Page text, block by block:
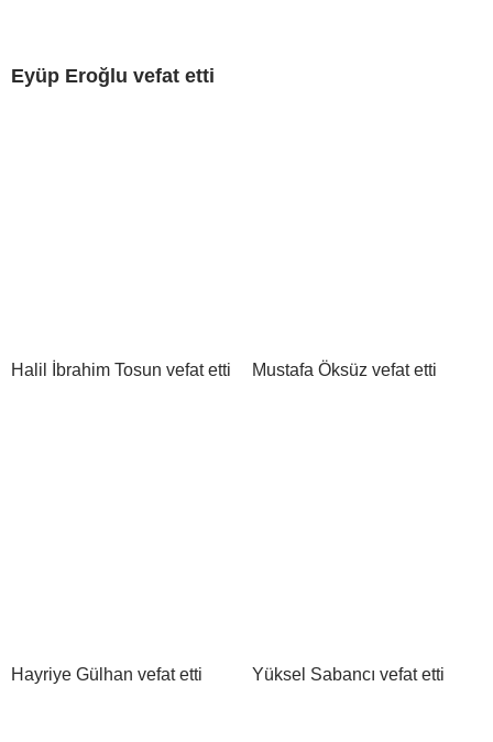
Eyüp Eroğlu vefat etti
Halil İbrahim Tosun vefat etti Mustafa Öksüz vefat etti
Hayriye Gülhan vefat etti Yüksel Sabancı vefat etti